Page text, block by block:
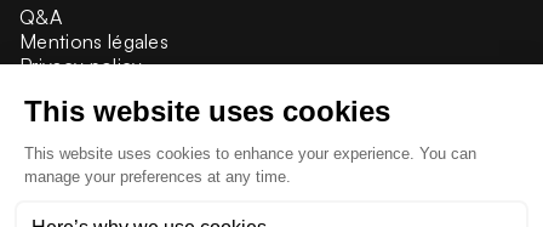
Q&A
Mentions légales
Privacy policy
Presse